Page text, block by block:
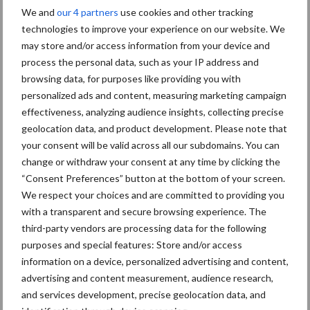
We and our 4 partners use cookies and other tracking
technologies to improve your experience on our website. We
may store and/or access information from your device and
process the personal data, such as your IP address and
browsing data, for purposes like providing you with
personalized ads and content, measuring marketing campaign
effectiveness, analyzing audience insights, collecting precise
geolocation data, and product development. Please note that
your consent will be valid across all our subdomains. You can
change or withdraw your consent at any time by clicking the
“Consent Preferences” button at the bottom of your screen.
We respect your choices and are committed to providing you
with a transparent and secure browsing experience. The
third-party vendors are processing data for the following
purposes and special features: Store and/or access
information on a device, personalized advertising and content,
advertising and content measurement, audience research,
and services development, precise geolocation data, and
grillig: droogte en
geopolitiek houden handel
in de greep
De speenhuid: een vaak
onderschatte risicofactor
voor mastitis
ForFarmers ziet volume en
marktaandeel groeien in
krimpende Nederlandse
markt
Themapagina's